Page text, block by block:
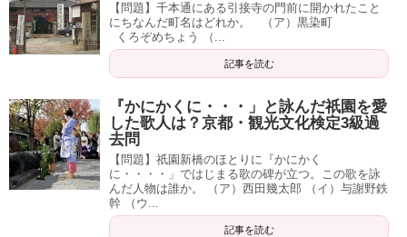
【問題】千本通にある引接寺の門前に開かれたこと
にちなんだ町名はどれか。 （ア）黒染町
くろぞめちょう （...
記事を読む
『かにかくに・・・」と詠んだ祇園を愛
した歌人は？京都・観光文化検定3級過
去問
【問題】祇園新橋のほとりに『かにかく
に・・・・」ではじまる歌の碑が立つ。この歌を詠
んだ人物は誰か。 （ア）西田幾太郎 （イ）与謝野鉄
幹 （ウ...
記事を読む